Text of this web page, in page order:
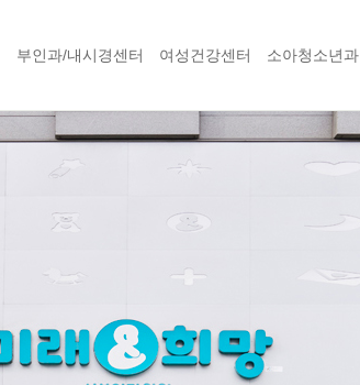
부인과/내시경센터 여성건강센터 소아청소년과